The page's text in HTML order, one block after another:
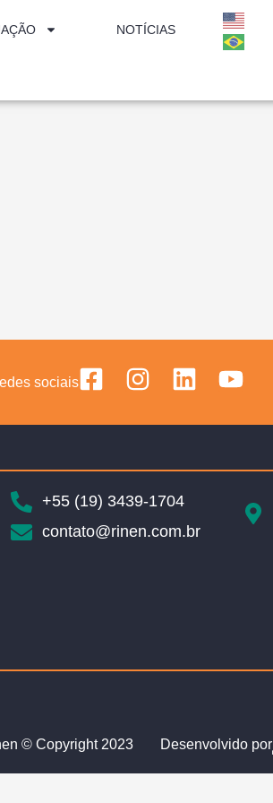
NOTÍCIAS
sociais
+55 (19) 3439-1704
contato@rinen.com.br
© Copyright 2023 Desenvolvido por